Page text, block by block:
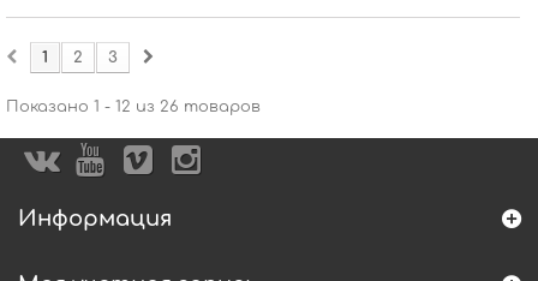
1 2 3
Показано 1 - 12 из 26 товаров
Информация